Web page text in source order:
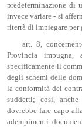
predeterminazione di
invece variare - si
riterrà di impiegare
art. 8,
Provincia impugna,
specificamente il
degli schemi delle
la conformità dei
suddetti; così,
dovrebbe fare capo
adempimenti